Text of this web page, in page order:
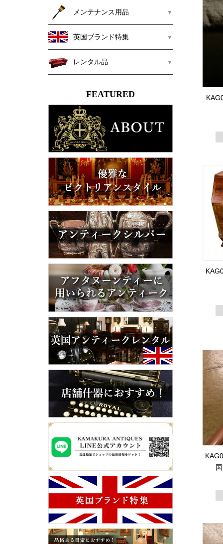
メンテナンス用品
英国ブランド特集
レンタル品
FEATURED